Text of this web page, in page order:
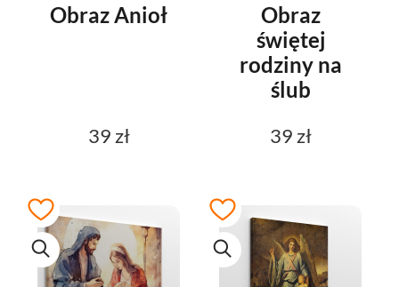
Obraz Anioł
39 zł
Obraz
świętej
rodziny na
ślub
39 zł